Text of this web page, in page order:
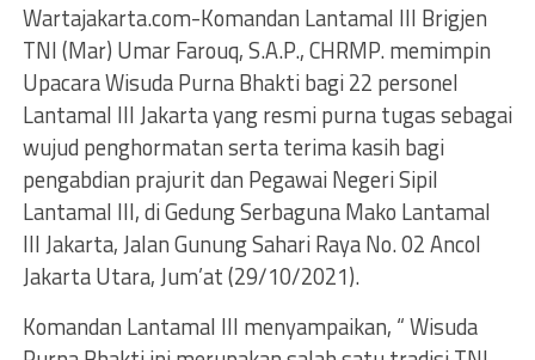
Wartajakarta.com-Komandan Lantamal III Brigjen
TNI (Mar) Umar Farouq, S.A.P., CHRMP. memimpin
Upacara Wisuda Purna Bhakti bagi 22 personel
Lantamal III Jakarta yang resmi purna tugas sebagai
wujud penghormatan serta terima kasih bagi
pengabdian prajurit dan Pegawai Negeri Sipil
Lantamal III, di Gedung Serbaguna Mako Lantamal
III Jakarta, Jalan Gunung Sahari Raya No. 02 Ancol
Jakarta Utara, Jum’at (29/10/2021).
Komandan Lantamal III menyampaikan, “ Wisuda